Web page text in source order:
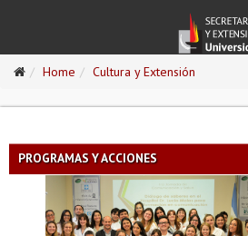
Home Cultura y Extensión
PROGRAMAS Y ACCIONES